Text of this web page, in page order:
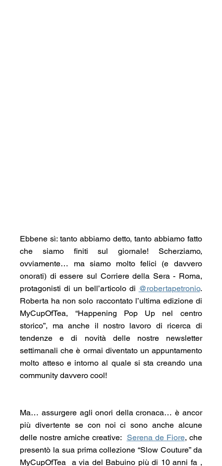
Ebbene sì: tanto abbiamo detto, tanto abbiamo fatto
che siamo finiti sul giornale! Scherziamo,
ovviamente… ma siamo molto felici (e davvero
onorati) di essere sul Corriere della Sera - Roma,
protagonisti di un bell’articolo di @robertapetronio.
Roberta ha non solo raccontato l’ultima edizione di
MyCupOfTea, “Happening Pop Up nel centro
storico”, ma anche il nostro lavoro di ricerca di
tendenze e di novità delle nostre newsletter
settimanali che è ormai diventato un appuntamento
molto atteso e intorno al quale si sta creando una
community davvero cool!
Ma… assurgere agli onori della cronaca… è ancor
più divertente se con noi ci sono anche alcune
delle nostre amiche creative: Serena de Fiore, che
presentò la sua prima collezione “Slow Couture” da